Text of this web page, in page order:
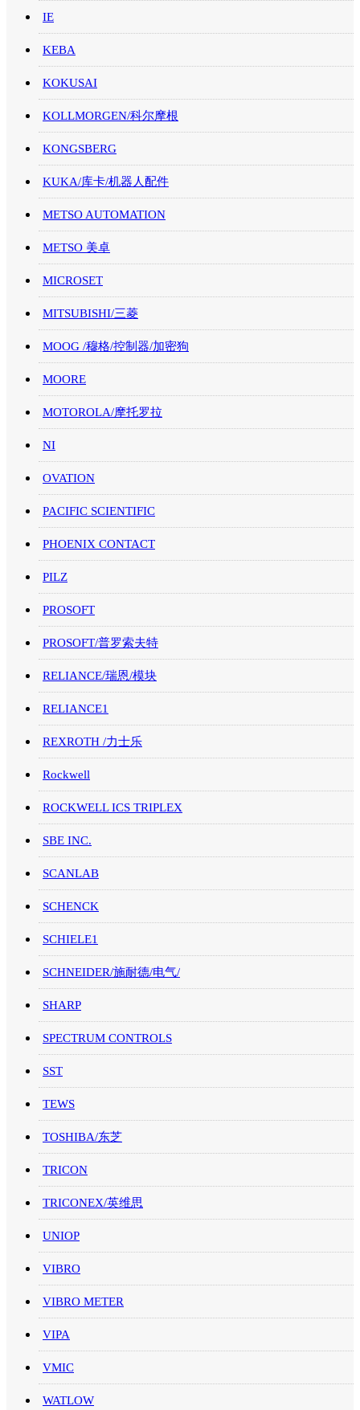
IE
KEBA
KOKUSAI
KOLLMORGEN/科尔摩根
KONGSBERG
KUKA/库卡/机器人配件
METSO AUTOMATION
METSO 美卓
MICROSET
MITSUBISHI/三菱
MOOG /穆格/控制器/加密狗
MOORE
MOTOROLA/摩托罗拉
NI
OVATION
PACIFIC SCIENTIFIC
PHOENIX CONTACT
PILZ
PROSOFT
PROSOFT/普罗索夫特
RELIANCE/瑞恩/模块
RELIANCE1
REXROTH /力士乐
Rockwell
ROCKWELL ICS TRIPLEX
SBE INC.
SCANLAB
SCHENCK
SCHIELE1
SCHNEIDER/施耐德/电气/
SHARP
SPECTRUM CONTROLS
SST
TEWS
TOSHIBA/东芝
TRICON
TRICONEX/英维思
UNIOP
VIBRO
VIBRO METER
VIPA
VMIC
WATLOW